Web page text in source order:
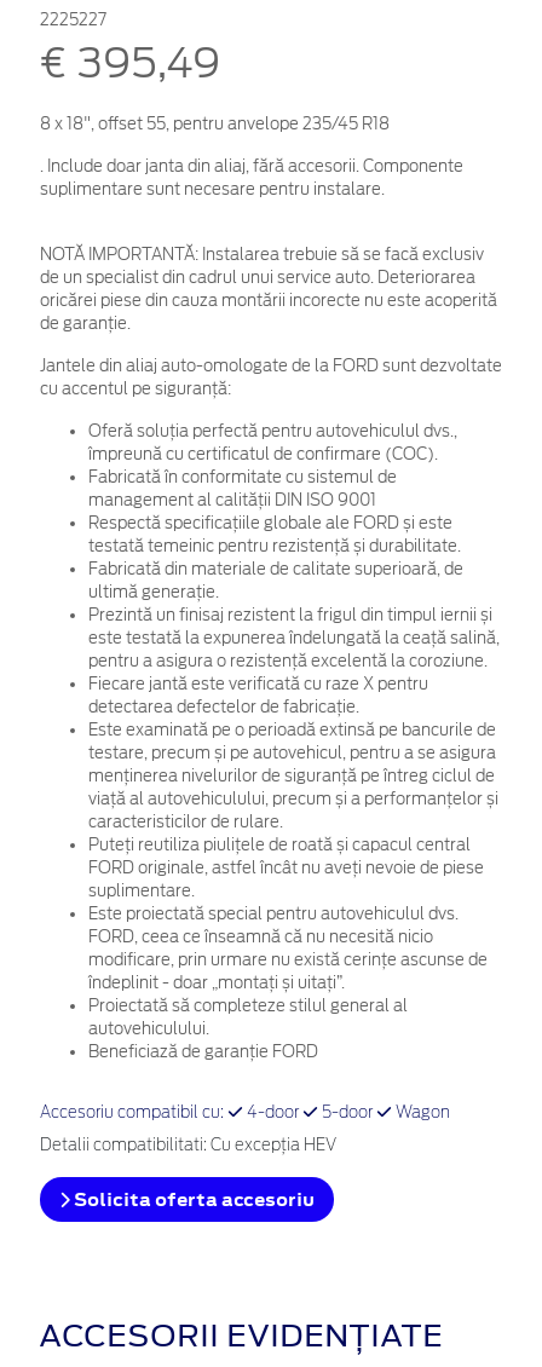
2225227
€ 395,49
8 x 18", offset 55, pentru anvelope 235/45 R18
. Include doar janta din aliaj, fără accesorii. Componente
suplimentare sunt necesare pentru instalare.
NOTĂ IMPORTANTĂ: Instalarea trebuie să se facă exclusiv
de un specialist din cadrul unui service auto. Deteriorarea
oricărei piese din cauza montării incorecte nu este acoperită
de garanţie.
Jantele din aliaj auto-omologate de la FORD sunt dezvoltate
cu accentul pe siguranță:
Oferă soluția perfectă pentru autovehiculul dvs.,
împreună cu certificatul de confirmare (COC).
Fabricată în conformitate cu sistemul de
management al calității DIN ISO 9001
Respectă specificațiile globale ale FORD și este
testată temeinic pentru rezistență și durabilitate.
Fabricată din materiale de calitate superioară, de
ultimă generație.
Prezintă un finisaj rezistent la frigul din timpul iernii și
este testată la expunerea îndelungată la ceață salină,
pentru a asigura o rezistență excelentă la coroziune.
Fiecare jantă este verificată cu raze X pentru
detectarea defectelor de fabricație.
Este examinată pe o perioadă extinsă pe bancurile de
testare, precum și pe autovehicul, pentru a se asigura
menținerea nivelurilor de siguranță pe întreg ciclul de
viață al autovehiculului, precum și a performanțelor și
caracteristicilor de rulare.
Puteți reutiliza piulițele de roată și capacul central
FORD originale, astfel încât nu aveți nevoie de piese
suplimentare.
Este proiectată special pentru autovehiculul dvs.
FORD, ceea ce înseamnă că nu necesită nicio
modificare, prin urmare nu există cerințe ascunse de
îndeplinit - doar „montați și uitați”.
Proiectată să completeze stilul general al
autovehiculului.
Beneficiază de garanție FORD
Accesoriu compatibil cu: 4-door 5-door Wagon
Detalii compatibilitati: Cu excepția HEV
Solicita oferta accesoriu
ACCESORII EVIDENȚIATE